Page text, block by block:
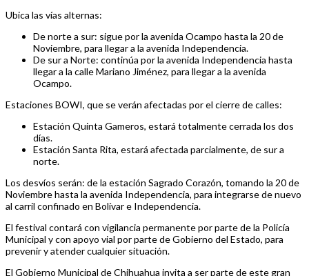
Ubica las vías alternas:
De norte a sur: sigue por la avenida Ocampo hasta la 20 de
Noviembre, para llegar a la avenida Independencia.
De sur a Norte: continúa por la avenida Independencia hasta
llegar a la calle Mariano Jiménez, para llegar a la avenida
Ocampo.
Estaciones BOWI, que se verán afectadas por el cierre de calles:
Estación Quinta Gameros, estará totalmente cerrada los dos
días.
Estación Santa Rita, estará afectada parcialmente, de sur a
norte.
Los desvíos serán: de la estación Sagrado Corazón, tomando la 20 de
Noviembre hasta la avenida Independencia, para integrarse de nuevo
al carril confinado en Bolívar e Independencia.
El festival contará con vigilancia permanente por parte de la Policía
Municipal y con apoyo vial por parte de Gobierno del Estado, para
prevenir y atender cualquier situación.
El Gobierno Municipal de Chihuahua invita a ser parte de este gran